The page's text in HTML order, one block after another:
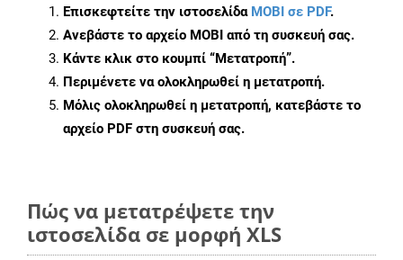
Επισκεφτείτε την ιστοσελίδα MOBI σε PDF.
Ανεβάστε το αρχείο MOBI από τη συσκευή σας.
Κάντε κλικ στο κουμπί “Μετατροπή”.
Περιμένετε να ολοκληρωθεί η μετατροπή.
Μόλις ολοκληρωθεί η μετατροπή, κατεβάστε το
αρχείο PDF στη συσκευή σας.
Πώς να μετατρέψετε την
ιστοσελίδα σε μορφή XLS